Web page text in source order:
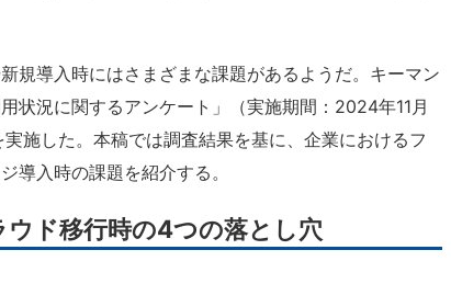
規導入時にはさまざまな課題があるようだ。キーマン
状況に関するアンケート」（実施期間：2024年11月
施した。本稿では調査結果を基に、企業におけるフ
導入時の課題を紹介する。
ド移行時の4つの落とし穴